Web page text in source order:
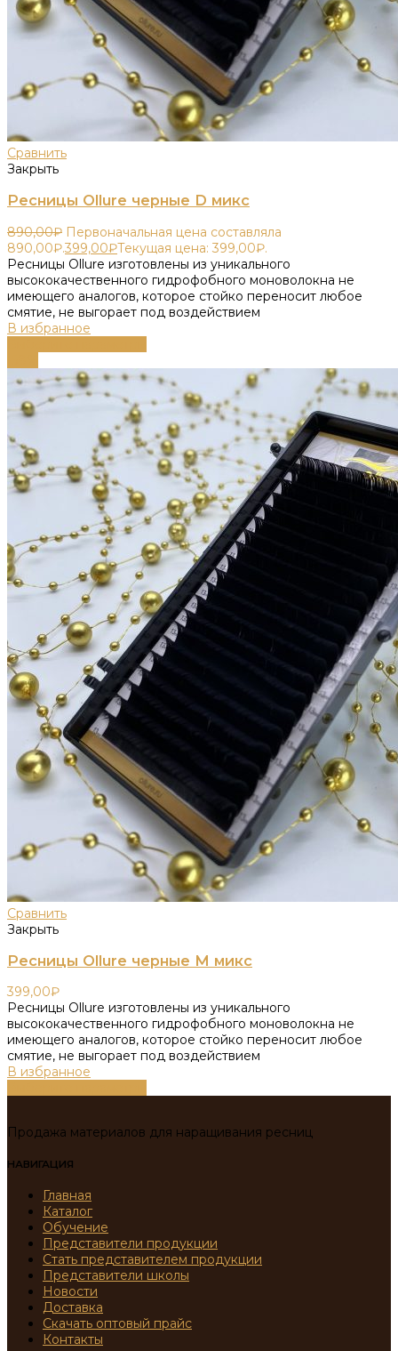
Сравнить
Закрыть
Ресницы Ollure черные D микс
890,00₽ Первоначальная цена составляла
890,00₽.399,00₽Текущая цена: 399,00₽.
Ресницы Ollure изготовлены из уникального
высококачественного гидрофобного моноволокна не
имеющего аналогов, которое стойко переносит любое
смятие, не выгорает под воздействием
В избранное
Сравнить
Закрыть
Ресницы Ollure черные M микс
399,00₽
Ресницы Ollure изготовлены из уникального
высококачественного гидрофобного моноволокна не
имеющего аналогов, которое стойко переносит любое
смятие, не выгорает под воздействием
В избранное
Продажа материалов для наращивания ресниц
НАВИГАЦИЯ
Главная
Каталог
Обучение
Представители продукции
Стать представителем продукции
Представители школы
Новости
Доставка
Скачать оптовый прайс
Контакты